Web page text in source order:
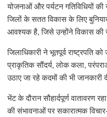
योजनाओं और पर्यटन गतिविधियों
जिलों के सतत विकास के लिए
आवश्यक है, जिसे उन्होंने विकास की
जिलाधिकारी ने भूतपूर्व राष्ट्रपति
प्राकृतिक सौंदर्य, लोक कला,
उठाए जा रहे कदमों की भी जानकारी
भेंट के दौरान सौहार्दपूर्ण वातावरण
की संभावनाओं पर सकारात्मक विचार-